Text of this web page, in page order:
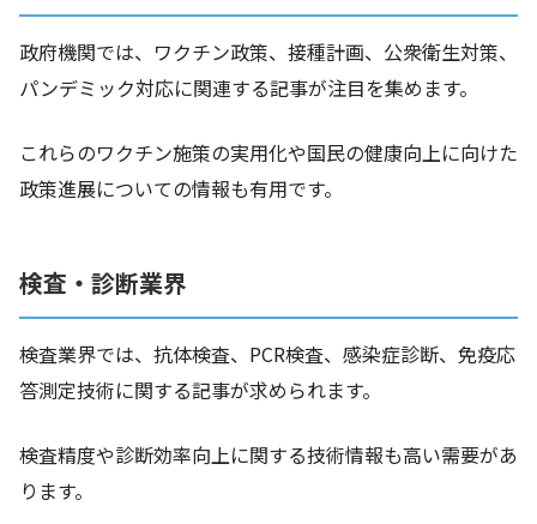
政府機関では、ワクチン政策、接種計画、公衆衛生対策、
パンデミック対応に関連する記事が注目を集めます。
これらのワクチン施策の実用化や国民の健康向上に向けた
政策進展についての情報も有用です。
検査・診断業界
検査業界では、抗体検査、PCR検査、感染症診断、免疫応
答測定技術に関する記事が求められます。
検査精度や診断効率向上に関する技術情報も高い需要があ
ります。